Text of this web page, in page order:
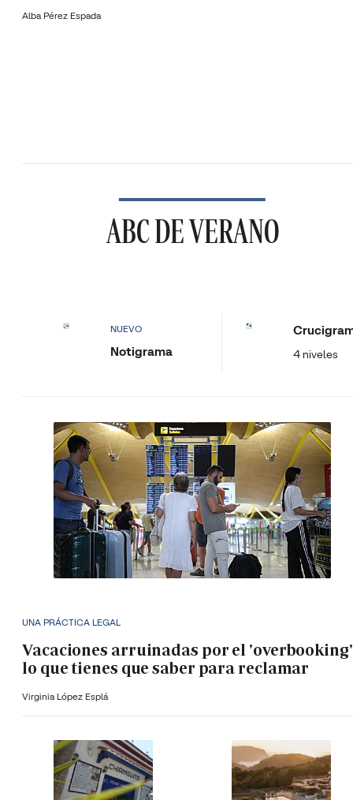
Alba Pérez Espada
ABC DE VERANO
NUEVO
Notigrama 4 niveles
UNA PRÁCTICA LEGAL
Vacaciones arruinadas por el
lo que tienes que saber para reclamar
Virginia López Esplá